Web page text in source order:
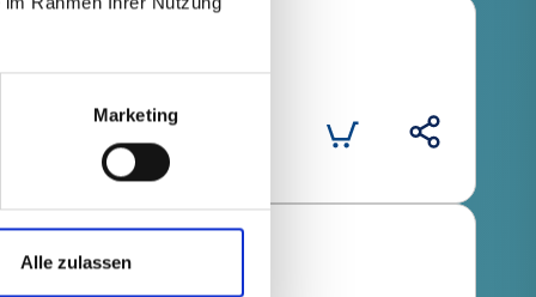
Marketing
Alle zulassen